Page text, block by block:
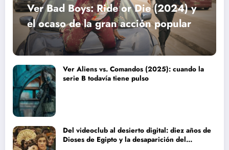
Ver Bad Boys: Ride or Die (2024) y
el ocaso de la gran acción popular
Ver Aliens vs. Comandos (2025): cuando la
serie B todavía tiene pulso
Del videoclub al desierto digital: diez años de
Dioses de Egipto y la desaparición del